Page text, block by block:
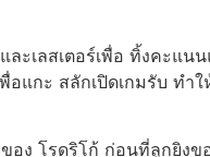
ะเลสเตอร์เพื่อ ทิ้งคะแ
แกะ สลักเปิดเกมรับ ทํ
โรดริโก้ ก่อนที่ลูกยิง